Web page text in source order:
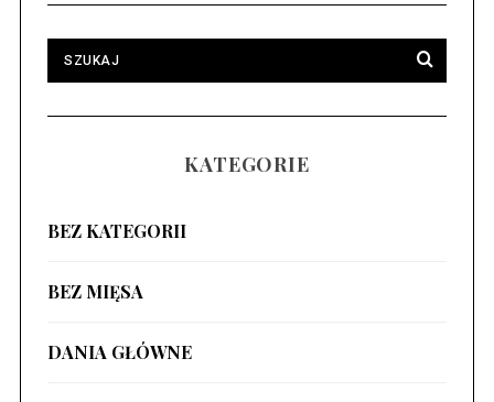
KATEGORIE
BEZ KATEGORII
BEZ MIĘSA
DANIA GŁÓWNE